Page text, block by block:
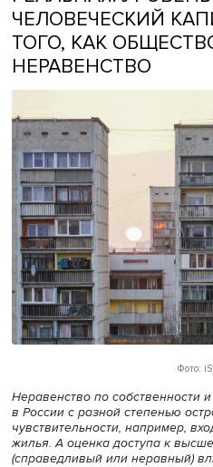
РЕАЛЬНАЯ:
ЧЕЛОВЕЧЕСКИЙ
ТОГО, КАК
НЕРАВЕНСТВО